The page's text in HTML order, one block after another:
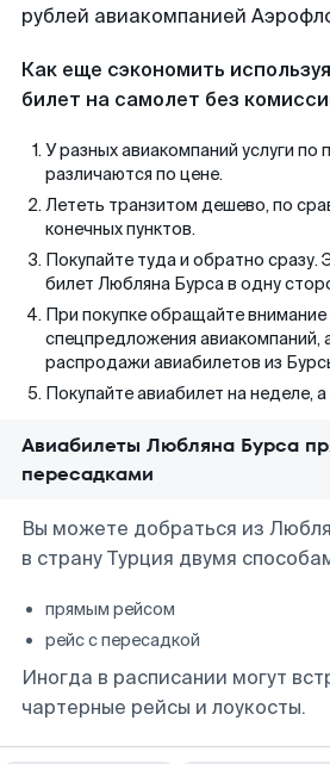
рублей авиакомпанией
Как еще сэкономить
билет на самолет без
У разных авиакомпаний услуги по
различаются по цене.
Лететь транзитом дешево, по
конечных пунктов.
Покупайте туда и обратно сразу.
билет Любляна Бурса в одну
При покупке обращайте внимание
спецпредложения авиакомпаний,
распродажи авиабилетов из
Покупайте авиабилет на неделе,
Авиабилеты Любляна Бурса
пересадками
Вы можете добраться из
в страну Турция двумя
прямым рейсом
рейс с пересадкой
Иногда в расписании могут
чартерные рейсы и лоукосты.